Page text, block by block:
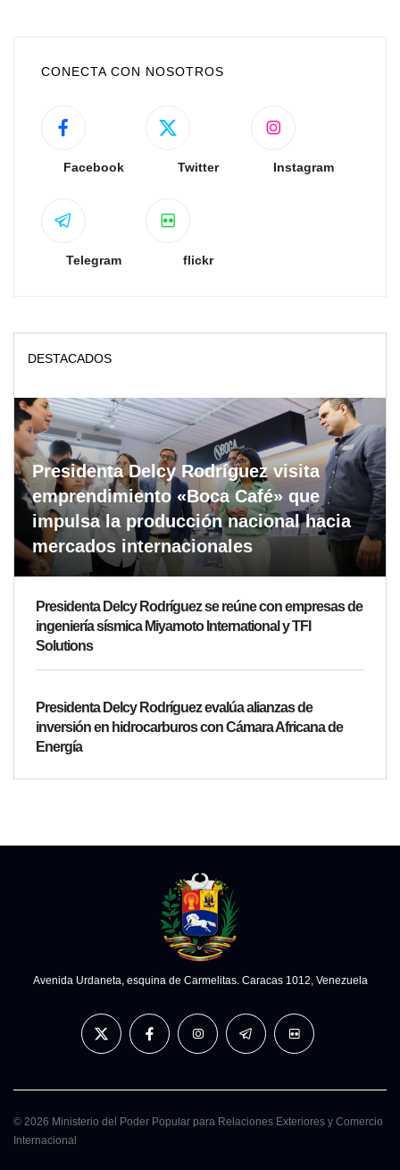
CONECTA CON NOSOTROS
Facebook Twitter Instagram
Telegram flickr
DESTACADOS
Presidenta Delcy Rodríguez visita
emprendimiento «Boca Café» que
impulsa la producción nacional hacia
mercados internacionales
Presidenta Delcy Rodríguez se reúne con empresas de
ingeniería sísmica Miyamoto International y TFI
Solutions
Presidenta Delcy Rodríguez evalúa alianzas de
inversión en hidrocarburos con Cámara Africana de
Energía
Avenida Urdaneta, esquina de Carmelitas. Caracas 1012, Venezuela
© 2026 Ministerio del Poder Popular para Relaciones Exteriores y Comercio
Internacional